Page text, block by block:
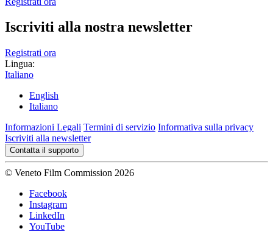
Iscriviti alla nostra newsletter
Registrati ora
Lingua:
Italiano
English
Italiano
Informazioni Legali Termini di servizio Informativa sulla privacy
Iscriviti alla newsletter
Contatta il supporto
© Veneto Film Commission 2026
Facebook
Instagram
LinkedIn
YouTube